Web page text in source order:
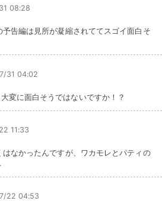
08:28
告編は見所が凝縮されててスゴイ面白そ
31 04:02
変に面白そうではないですか！？
11:33
なかったんですが、ワカモレとパティの
22 04:53